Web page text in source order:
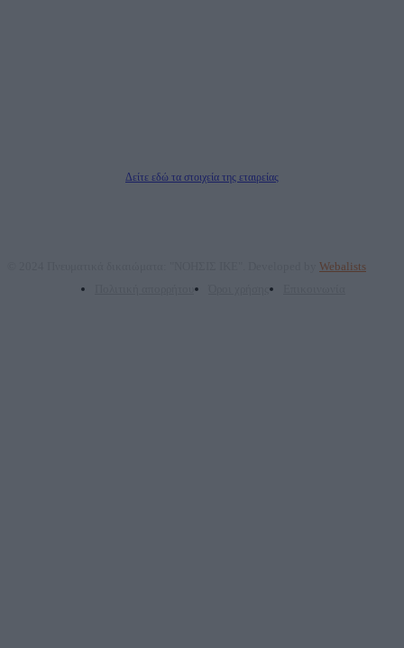
Δείτε εδώ τα στοιχεία της εταιρείας
Webalists